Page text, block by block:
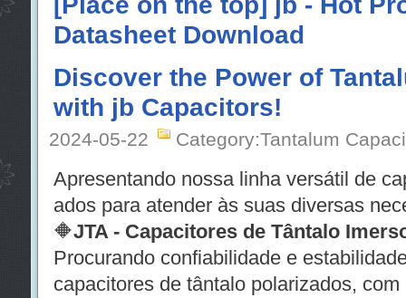
Datasheet Download
Discover the Power of
with jb Capacitors!
2024-05-22 Category:Tantalum
Apresentando nossa linha versátil de
ados para atender às suas diversas
🔶JTA - Capacitores de Tântalo
Procurando confiabilidade e
capacitores de tântalo polarizados,